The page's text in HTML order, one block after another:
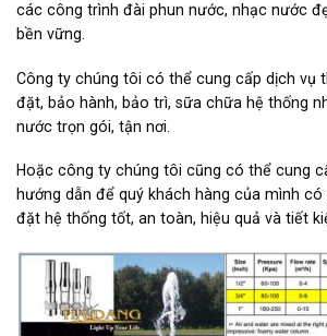
các công trình đài phun nước, nhạc nước
bền vững.
Công ty chúng tôi có thể cung cấp dịch vụ
đặt, bảo hành, bảo trì, sữa chữa hệ thống
nước trọn gói, tận nơi.
Hoặc công ty chúng tôi cũng có thể cung
hướng dẫn để quý khách hàng của mình
đặt hệ thống tốt, an toàn, hiệu quả và tiết